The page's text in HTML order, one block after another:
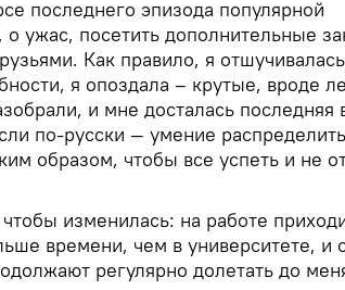
последнего эпизода популярной
ужас, посетить дополнительные
Как правило, я
я опоздала – крутые, вроде
и мне досталась последняя
по-русски — умение
образом, чтобы все успеть и не
изменилась: на работе
времени, чем в университете, и
регулярно долетать до